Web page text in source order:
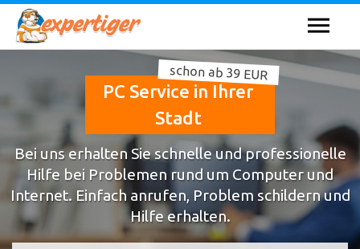
PC Service in Ihrer
Stadt
schon ab 39 EUR
Bei uns erhalten Sie schnelle und professionelle
Hilfe bei Problemen rund um Computer und
Internet. Einfach anrufen, Problem schildern und
Hilfe erhalten.